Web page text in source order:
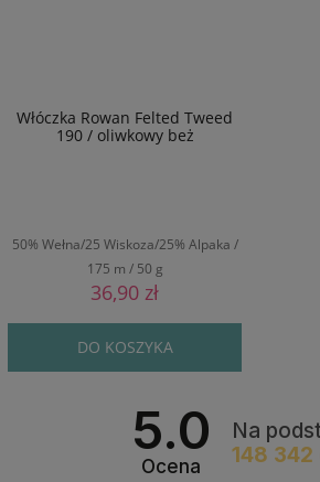
Włóczka Rowan Felted Tweed
190 / oliwkowy beż
50% Wełna/25 Wiskoza/25% Alpaka /
175 m / 50 g
36,90 zł
DO KOSZYKA
5.0
Ocena
Na
148 342